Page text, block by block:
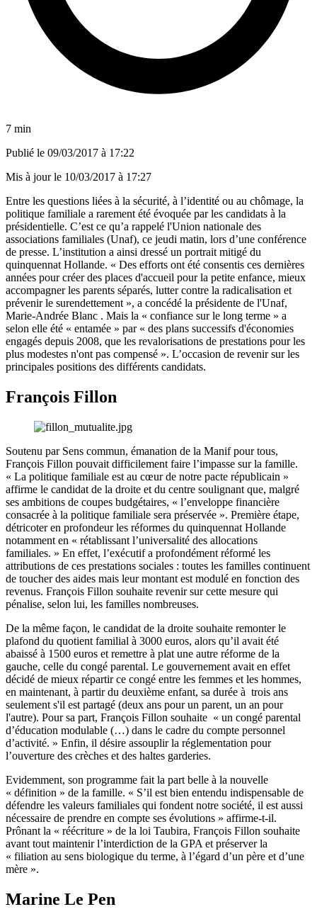
7 min
Publié le 09/03/2017 à 17:22
Mis à jour le 10/03/2017 à 17:27
Entre les questions liées à la sécurité, à l’identité ou au chômage, la
politique familiale a rarement été évoquée par les candidats à la
présidentielle. C’est ce qu’a rappelé l'Union nationale des
associations familiales (Unaf), ce jeudi matin, lors d’une conférence
de presse. L’institution a ainsi dressé un portrait mitigé du
quinquennat Hollande. « Des efforts ont été consentis ces dernières
années pour créer des places d'accueil pour la petite enfance, mieux
accompagner les parents séparés, lutter contre la radicalisation et
prévenir le surendettement », a concédé la présidente de l'Unaf,
Marie-Andrée Blanc . Mais la « confiance sur le long terme » a
selon elle été « entamée » par « des plans successifs d'économies
engagés depuis 2008, que les revalorisations de prestations pour les
plus modestes n'ont pas compensé ». L’occasion de revenir sur les
principales positions des différents candidats.
François Fillon
Soutenu par Sens commun, émanation de la Manif pour tous,
François Fillon pouvait difficilement faire l’impasse sur la famille.
« La politique familiale est au cœur de notre pacte républicain »
affirme le candidat de la droite et du centre soulignant que, malgré
ses ambitions de coupes budgétaires, « l’enveloppe financière
consacrée à la politique familiale sera préservée ». Première étape,
détricoter en profondeur les réformes du quinquennat Hollande
notamment en « rétablissant l’universalité des allocations
familiales. » En effet, l’exécutif a profondément réformé les
attributions de ces prestations sociales : toutes les familles continuent
de toucher des aides mais leur montant est modulé en fonction des
revenus. François Fillon souhaite revenir sur cette mesure qui
pénalise, selon lui, les familles nombreuses.
De la même façon, le candidat de la droite souhaite remonter le
plafond du quotient familial à 3000 euros, alors qu’il avait été
abaissé à 1500 euros et remettre à plat une autre réforme de la
gauche, celle du congé parental. Le gouvernement avait en effet
décidé de mieux répartir ce congé entre les femmes et les hommes,
en maintenant, à partir du deuxième enfant, sa durée à trois ans
seulement s'il est partagé (deux ans pour un parent, un an pour
l'autre). Pour sa part, François Fillon souhaite « un congé parental
d’éducation modulable (…) dans le cadre du compte personnel
d’activité. » Enfin, il désire assouplir la réglementation pour
l’ouverture des crèches et des haltes garderies.
Evidemment, son programme fait la part belle à la nouvelle
« définition » de la famille. « S’il est bien entendu indispensable de
défendre les valeurs familiales qui fondent notre société, il est aussi
nécessaire de prendre en compte ses évolutions » affirme-t-il.
Prônant la « réécriture » de la loi Taubira, François Fillon souhaite
avant tout maintenir l’interdiction de la GPA et préserver la
« filiation au sens biologique du terme, à l’égard d’un père et d’une
mère ».
Marine Le Pen